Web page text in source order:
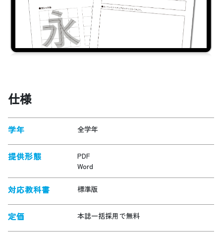
仕様
学年 全学年
提供形態
PDF
Word
対応教科書 標準版
定価 本誌一括採用で無料